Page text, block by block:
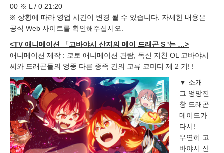
00 ※ L / 0 21:20
※ 상황에 따라 영업 시간이 변경 될 수 있습니다. 자세한 내용은
공식 Web 사이트를 확인해주십시오.
<TV 애니메이션 「고바야시 산지의 메이 드래곤 S '는 …>
애니메이션 제작 : 쿄토 애니메이션 관람, 독신 지친 OL 고바야시
씨와 드래곤들의 엉뚱 다른 종족 간의 교류 코미디 제 2 기! !
▼ 소개
그 엉망진
창 드래곤
메이드가
다시!
우연히 고
바야시 산